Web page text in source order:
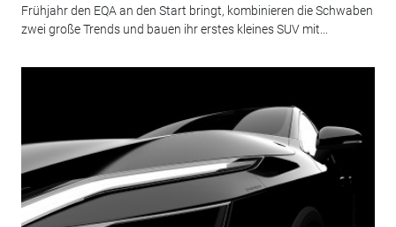
Frühjahr den EQA an den Start bringt, kombinieren die Schwaben
zwei große Trends und bauen ihr erstes kleines SUV mit...